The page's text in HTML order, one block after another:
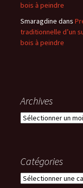
bois à peindre
Smaragdine dans
traditionnelle d’un
bois à peindre
Archives
Archives
Catégories
Catégories